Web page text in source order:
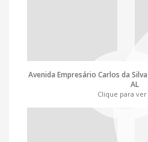
Avenida Empresário Carlos da
AL
Clique para